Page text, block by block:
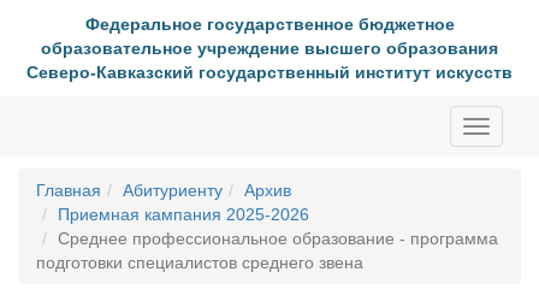
Федеральное государственное бюджетное
образовательное учреждение высшего образования
Северо-Кавказский государственный институт искусств
Toggle
Главная
Абитуриенту
Архив
Приемная кампания 2025-2026
Среднее профессиональное образование - программа
подготовки специалистов среднего звена